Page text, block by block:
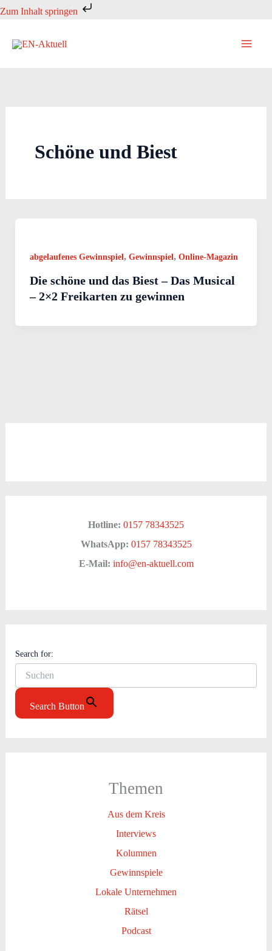
Zum Inhalt springen
Zum
springen
Schöne und Biest
abgelaufenes Gewinnspiel, Gewinnspiel, Online-Magazin
Die schöne und das Biest – Das Musical
– 2×2 Freikarten zu gewinnen
Hotline: 0157 78343525
WhatsApp: 0157 78343525
E-Mail: info@en-aktuell.com
Search for:
Search Button
Themen
Aus dem Kreis
Interviews
Kolumnen
Gewinnspiele
Lokale Unternehmen
Rätsel
Podcast